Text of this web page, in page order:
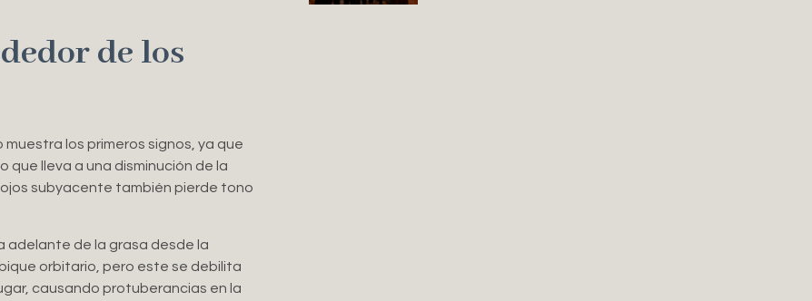
de los
los primeros signos, ya que
que lleva a una disminución de la
subyacente también pierde tono
adelante de la grasa desde la
orbitario, pero este se debilita
causando protuberancias en la